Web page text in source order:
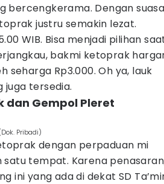
bercengkerama. Dengan
justru semakin lezat.
WIB. Bisa menjadi pilihan
bakmi ketoprak
seharga Rp3.000. Oh ya, lauk
tersedia.
dan Gempol Pleret
Pribadi)
dengan perpaduan mi
tempat. Karena
ini yang ada di dekat SD